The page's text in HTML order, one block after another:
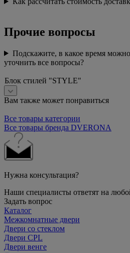
Прочие вопросы
Подскажите, в какое время
уточнить все вопросы?
Блок стилей "STYLE"
Вам также может понравиться
Все товары категории
Все товары бренда DVERONA
Нужна консультация?
Наши специалисты ответят на
Задать вопрос
Каталог
Межкомнатные двери
Двери со стеклом
Двери CPL
Двери венге